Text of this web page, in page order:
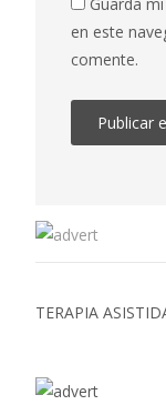
en este
comente.
TERAPIA